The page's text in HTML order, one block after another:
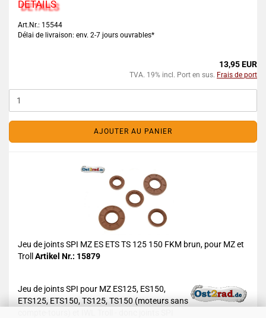
DETAILS
Art.Nr.: 15544
Délai de livraison: env. 2-7 jours ouvrables*
13,95 EUR
TVA. 19% incl. Port en sus. Frais de port
AJOUTER AU PANIER
Jeu de joints SPI MZ ES ETS TS 125 150 FKM brun, pour MZ et
Troll Artikel Nr.: 15879
Jeu de joints SPI pour MZ ES125, ES150,
ETS125, ETS150, TS125, TS150 (moteurs sans